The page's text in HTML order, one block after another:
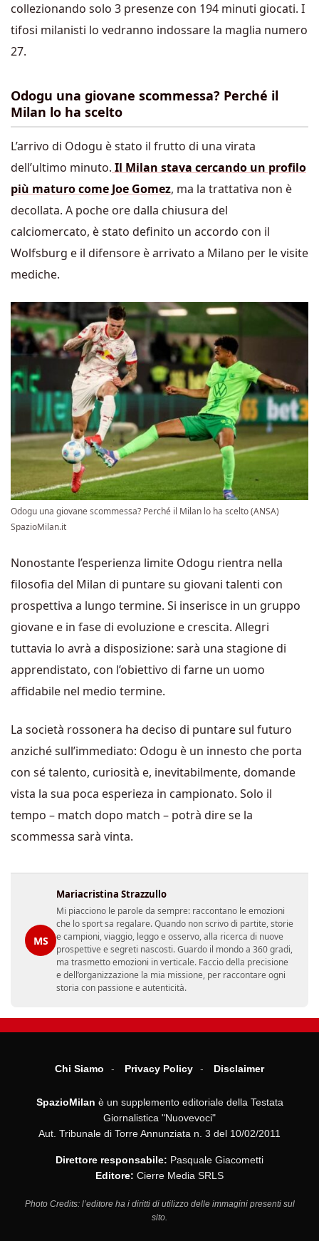
collezionando solo 3 presenze con 194 minuti giocati. I
tifosi milanisti lo vedranno indossare la maglia numero
27.
Odogu una giovane scommessa? Perché il
Milan lo ha scelto
L’arrivo di Odogu è stato il frutto di una virata
dell’ultimo minuto. Il Milan stava cercando un profilo
più maturo come Joe Gomez, ma la trattativa non è
decollata. A poche ore dalla chiusura del
calciomercato, è stato definito un accordo con il
Wolfsburg e il difensore è arrivato a Milano per le visite
mediche.
Odogu una giovane scommessa? Perché il Milan lo ha scelto (ANSA)
SpazioMilan.it
Nonostante l’esperienza limite Odogu rientra nella
filosofia del Milan di puntare su giovani talenti con
prospettiva a lungo termine. Si inserisce in un gruppo
giovane e in fase di evoluzione e crescita. Allegri
tuttavia lo avrà a disposizione: sarà una stagione di
apprendistato, con l’obiettivo di farne un uomo
affidabile nel medio termine.
La società rossonera ha deciso di puntare sul futuro
anziché sull’immediato: Odogu è un innesto che porta
con sé talento, curiosità e, inevitabilmente, domande
vista la sua poca esperieza in campionato. Solo il
tempo – match dopo match – potrà dire se la
scommessa sarà vinta.
MS
Mariacristina Strazzullo
Mi piacciono le parole da sempre: raccontano le emozioni
che lo sport sa regalare. Quando non scrivo di partite, storie
e campioni, viaggio, leggo e osservo, alla ricerca di nuove
prospettive e segreti nascosti. Guardo il mondo a 360 gradi,
ma trasmetto emozioni in verticale. Faccio della precisione
e dell’organizzazione la mia missione, per raccontare ogni
storia con passione e autenticità.
Chi Siamo Privacy Policy Disclaimer
SpazioMilan è un supplemento editoriale della Testata
Giornalistica "Nuovevoci"
Aut. Tribunale di Torre Annunziata n. 3 del 10/02/2011
Direttore responsabile: Pasquale Giacometti
Editore: Cierre Media SRLS
Photo Credits: l’editore ha i diritti di utilizzo delle immagini presenti sul
sito.